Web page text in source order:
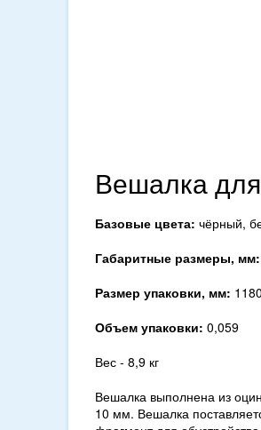
Вешалка
Базовые цвета: чёрный,
Габаритные размеры, мм:
Размер упаковки, мм:
Объем упаковки: 0,059
Вес - 8,9 кг
Вешалка выполнена из
10 мм. Вешалка